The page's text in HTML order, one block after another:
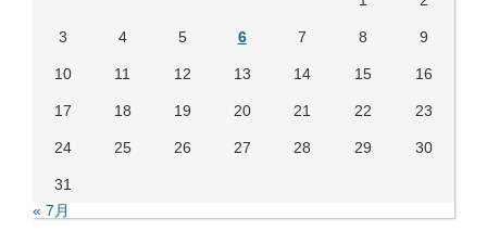
3 4 5 6 7 8 9
10 11 12 13 14 15 16
17 18 19 20 21 22 23
24 25 26 27 28 29 30
31
« 7月